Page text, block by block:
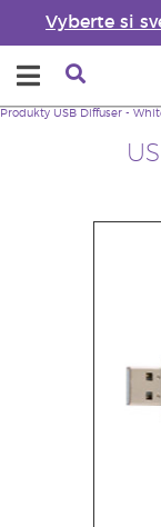
Vyberte si
Produkty USB Diffuser -